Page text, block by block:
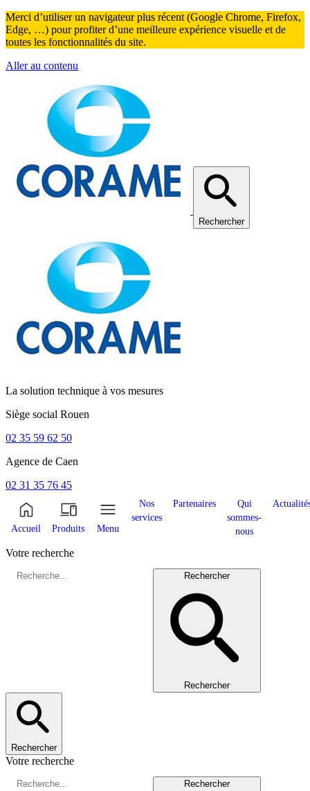
Merci d’utiliser un navigateur plus récent (Google Chrome, Firefox,
Edge, …) pour profiter d’une meilleure expérience visuelle et de
toutes les fonctionnalités du site.
Aller au contenu
Rechercher
La solution technique à vos mesures
Siège social Rouen
02 35 59 62 50
Agence de Caen
02 31 35 76 45
Accueil Produits Menu
Nos
services
Partenaires
Qui
sommes-
nous
Votre recherche
Rechercher
Rechercher
Rechercher
Votre recherche
Rechercher